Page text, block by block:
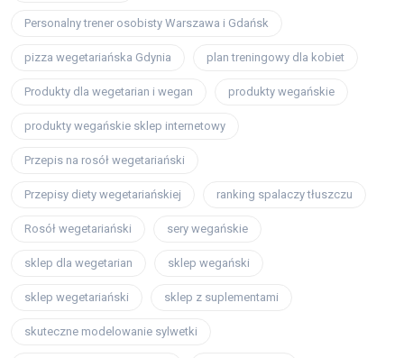
Personalny trener osobisty Warszawa i Gdańsk
pizza wegetariańska Gdynia plan treningowy dla kobiet
Produkty dla wegetarian i wegan produkty wegańskie
produkty wegańskie sklep internetowy
Przepis na rosół wegetariański
Przepisy diety wegetariańskiej ranking spalaczy tłuszczu
Rosół wegetariański sery wegańskie
sklep dla wegetarian sklep wegański
sklep wegetariański sklep z suplementami
skuteczne modelowanie sylwetki